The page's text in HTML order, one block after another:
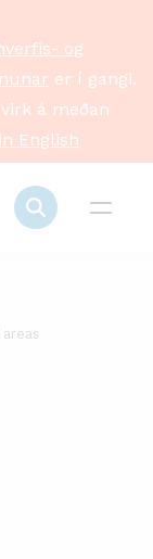
og
er í gangi.
á meðan
English